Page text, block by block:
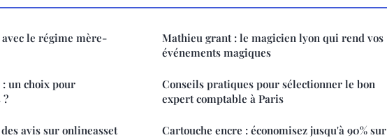
le régime mère-
un choix pour
avis sur onlineasset
Mathieu grant : le magicien lyon qui rend vos
événements magiques
Conseils pratiques pour sélectionner le bon
expert comptable à Paris
Cartouche encre : économisez jusqu'à 90% sur